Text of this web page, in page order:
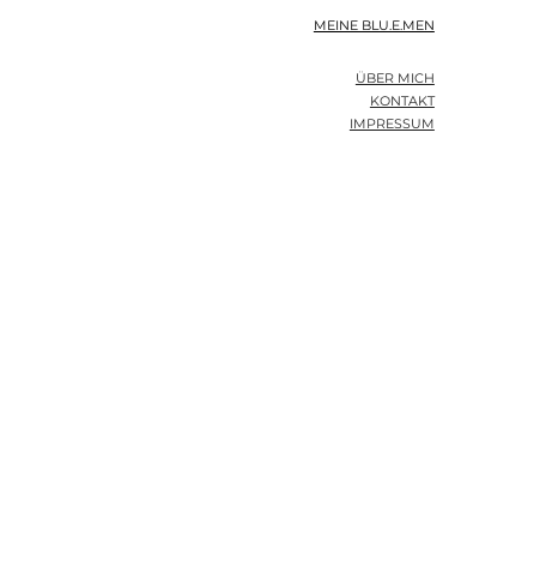
MEINE BLU.E.MEN
ÜBER MICH
KONTAKT
IMPRESSUM